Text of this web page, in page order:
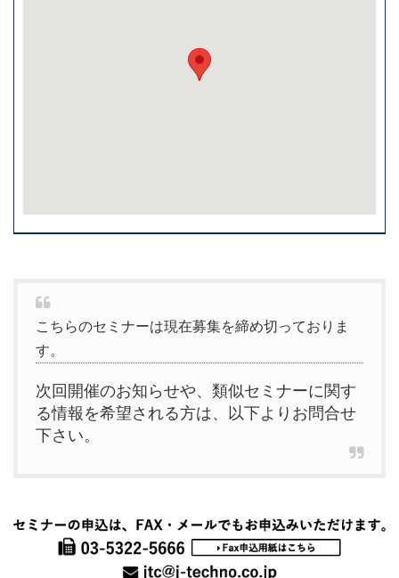
こちらのセミナーは現在募集を締め切っておりま
す。
次回開催のお知らせや、類似セミナーに関す
る情報を希望される方は、以下よりお問合せ
下さい。